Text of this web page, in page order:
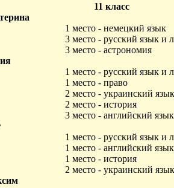
11 класс
1 место - немецкий язык
3 место - русский язык и
3 место - астрономия
1 место - русский язык и
1 место - право
2 место - украинский язык
2 место - история
3 место - английский язык
1 место - русский язык и
1 место - английский язык
1 место - история
2 место - украинский язык